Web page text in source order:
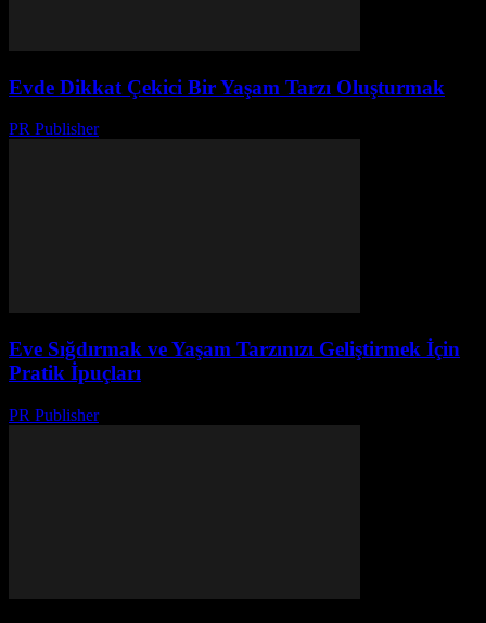
Evde Dikkat Çekici Bir Yaşam Tarzı Oluşturmak
PR Publisher-
Eve Sığdırmak ve Yaşam Tarzınızı Geliştirmek İçin
Pratik İpuçları
PR Publisher-